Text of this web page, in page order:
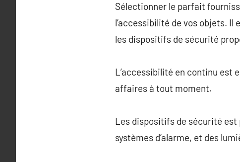
Sélectionner le parfait
l’accessibilité de vos objets. Il
les dispositifs de sécurité
L’accessibilité en continu est
affaires à tout moment.
Les dispositifs de sécurité est
systèmes d’alarme, et des